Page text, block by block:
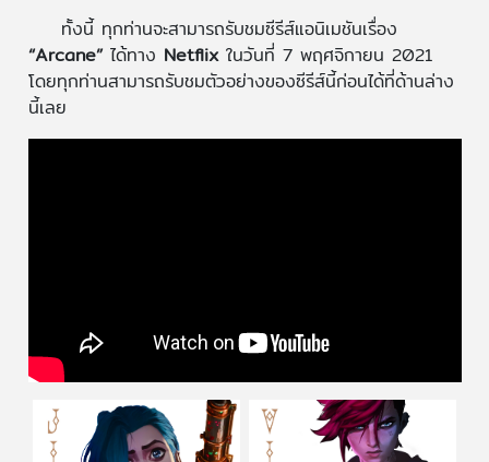
ทั้งนี้ ทุกท่านจะสามารถรับชมซีรีส์แอนิเมชันเรื่อง
“Arcane”ได้ทาง Netflixในวันที่ 7 พฤศจิกายน 2021
โดยทุกท่านสามารถรับชมตัวอย่างของซีรีส์นี้ก่อนได้ที่ด้านล่าง
นี้เลย